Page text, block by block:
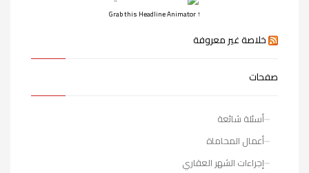
↑ Grab this Headline Animator
خلاصة غير معروفة
صفحات
أسئلة شائعة
أعمال المحاماة
إجراءات الشهر العقاري